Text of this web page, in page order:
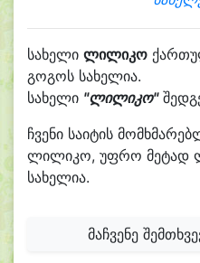
სახელი ლილიკო
გოგოს სახელია.
სახელი "ლილიკო"
ჩვენი საიტის
ლილიკო, უფრო მეტად
სახელია.
მაჩვენე